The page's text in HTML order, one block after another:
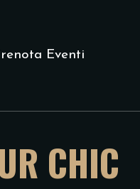
Eventi
CHIC